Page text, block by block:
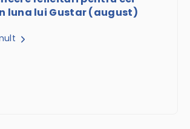
luna lui Gustar (august)